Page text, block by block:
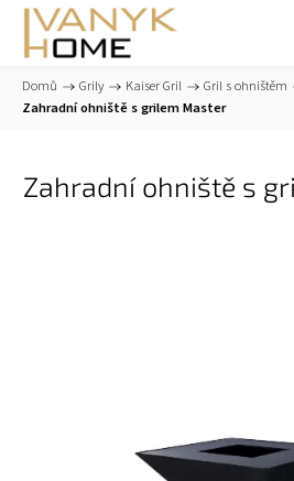
Domů / Grily / Kaiser Gril / Gril s ohništěm /
Zahradní ohniště s grilem Master
Zahradní ohniště s